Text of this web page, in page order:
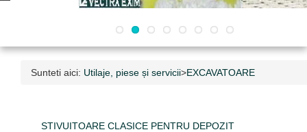
Sunteti aici: Utilaje, piese și servicii>EXCAVATOARE
STIVUITOARE CLASICE PENTRU DEPOZIT